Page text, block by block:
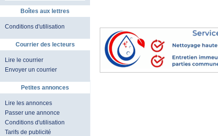
Boîtes aux lettres
Conditions d'utilisation
Courrier des lecteurs
Lire le courrier
Envoyer un courrier
Petites annonces
Lire les annonces
Passer une annonce
Conditions d'utilisation
Tarifs de publicité